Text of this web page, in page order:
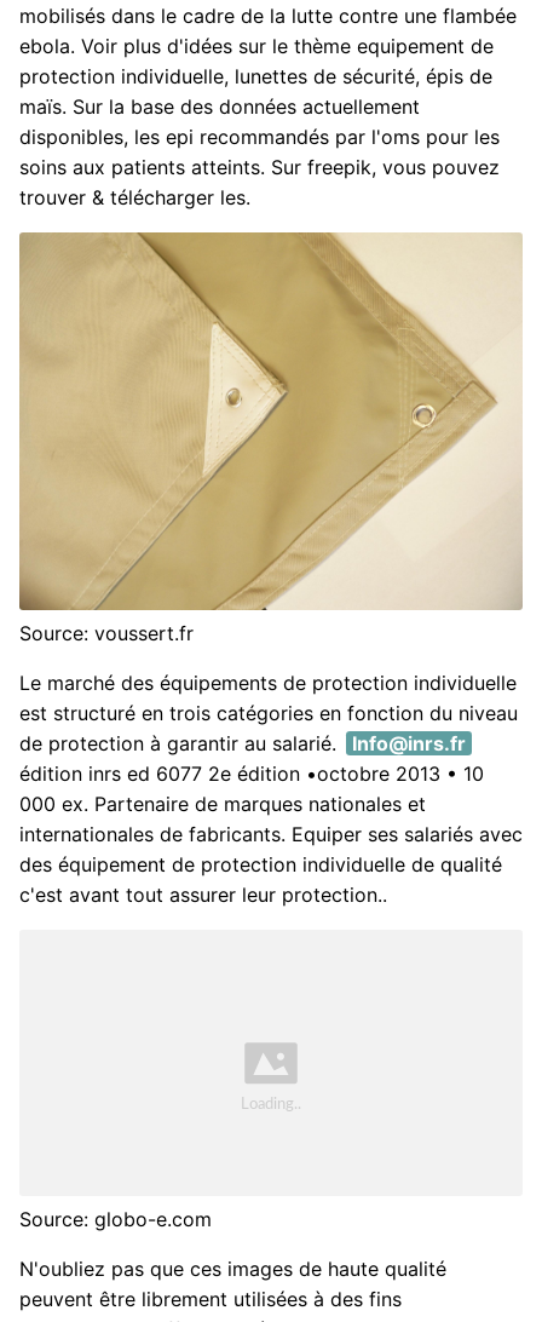
mobilisés dans le cadre de la lutte contre une flambée
ebola. Voir plus d'idées sur le thème equipement de
protection individuelle, lunettes de sécurité, épis de
maïs. Sur la base des données actuellement
disponibles, les epi recommandés par l'oms pour les
soins aux patients atteints. Sur freepik, vous pouvez
trouver & télécharger les.
Source: voussert.fr
Le marché des équipements de protection individuelle
est structuré en trois catégories en fonction du niveau
de protection à garantir au salarié.
Info@inrs.fr
édition inrs ed 6077 2e édition •octobre 2013 • 10
000 ex. Partenaire de marques nationales et
internationales de fabricants. Equiper ses salariés avec
des équipement de protection individuelle de qualité
c'est avant tout assurer leur protection..
Source: globo-e.com
N'oubliez pas que ces images de haute qualité
peuvent être librement utilisées à des fins